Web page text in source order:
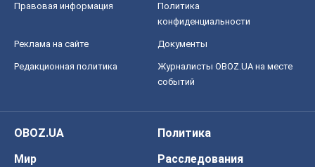
Правовая информация
Политика
конфиденциальности
Реклама на сайте Документы
Редакционная политика
Журналисты OBOZ.UA на месте
событий
OBOZ.UA
Политика
Мир
Расследования